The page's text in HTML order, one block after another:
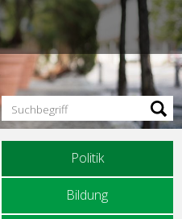
Politik
Bildung
Suchbegriff